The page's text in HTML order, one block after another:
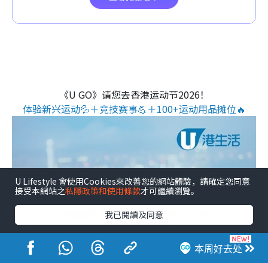
《U GO》请您去香港运动节2026！
体验新兴运动💦＋竞技赛事💪＋100+运动用品摊位🔥
↓ 【免费送】香港运动节2026电子门票！↓
↓ 设过百运动用品摊位 / 可现场体验多项新颖运动及观赏
赛事🔥 ↓
本周好去处
U Lifestyle 會使用Cookies來改善您的網站體驗，請確定您同意
接受本網站之私隱政策和使用條款才可繼續瀏覽。
我已閱讀及同意